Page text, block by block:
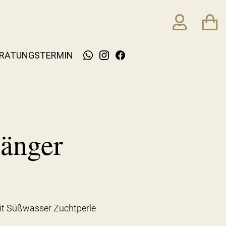
Süßwasser Zuchtperle